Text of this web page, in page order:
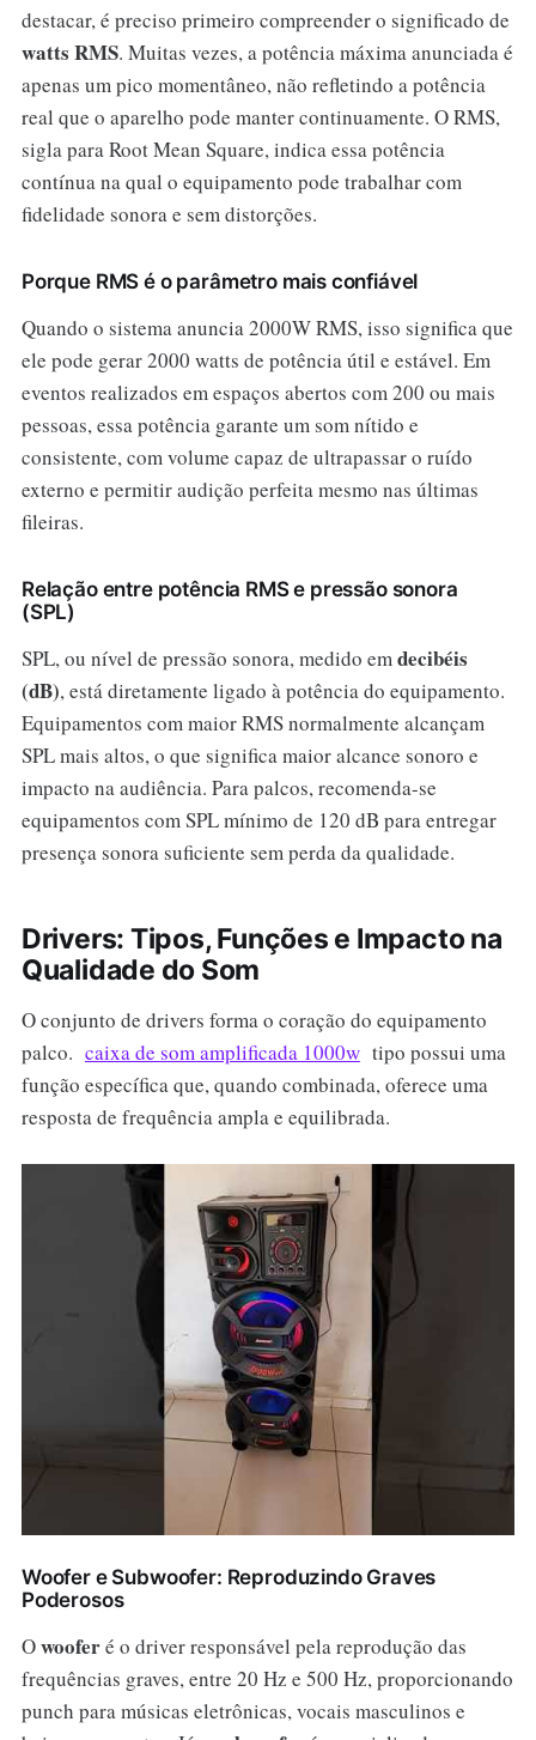
destacar, é preciso primeiro compreender o significado de
watts RMS. Muitas vezes, a potência máxima anunciada é
apenas um pico momentâneo, não refletindo a potência
real que o aparelho pode manter continuamente. O RMS,
sigla para Root Mean Square, indica essa potência
contínua na qual o equipamento pode trabalhar com
fidelidade sonora e sem distorções.
Porque RMS é o parâmetro mais confiável
Quando o sistema anuncia 2000W RMS, isso significa que
ele pode gerar 2000 watts de potência útil e estável. Em
eventos realizados em espaços abertos com 200 ou mais
pessoas, essa potência garante um som nítido e
consistente, com volume capaz de ultrapassar o ruído
externo e permitir audição perfeita mesmo nas últimas
fileiras.
Relação entre potência RMS e pressão sonora
(SPL)
SPL, ou nível de pressão sonora, medido em decibéis
(dB), está diretamente ligado à potência do equipamento.
Equipamentos com maior RMS normalmente alcançam
SPL mais altos, o que significa maior alcance sonoro e
impacto na audiência. Para palcos, recomenda-se
equipamentos com SPL mínimo de 120 dB para entregar
presença sonora suficiente sem perda da qualidade.
Drivers: Tipos, Funções e Impacto na
Qualidade do Som
O conjunto de drivers forma o coração do equipamento
palco. caixa de som amplificada 1000wtipo possui uma
função específica que, quando combinada, oferece uma
resposta de frequência ampla e equilibrada.
Woofer e Subwoofer: Reproduzindo Graves
Poderosos
Owooferé o driver responsável pela reprodução das
frequências graves, entre 20 Hz e 500 Hz, proporcionando
punch para músicas eletrônicas, vocais masculinos e